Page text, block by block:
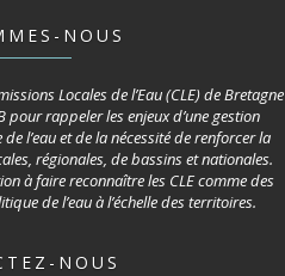
NOUS
Locales de l’Eau (CLE) de Bretagne
pour rappeler les enjeux d’une gestion
l’eau et de la nécessité de renforcer la
régionales, de bassins et nationales.
à faire reconnaître les CLE comme des
de l’eau à l’échelle des territoires.
NOUS